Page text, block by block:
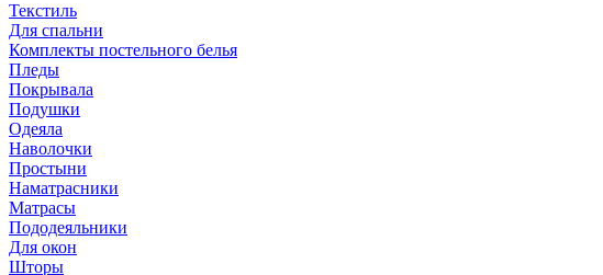
Текстиль
Для спальни
Комплекты постельного белья
Пледы
Покрывала
Подушки
Одеяла
Наволочки
Простыни
Наматрасники
Матрасы
Пододеяльники
Для окон
Шторы